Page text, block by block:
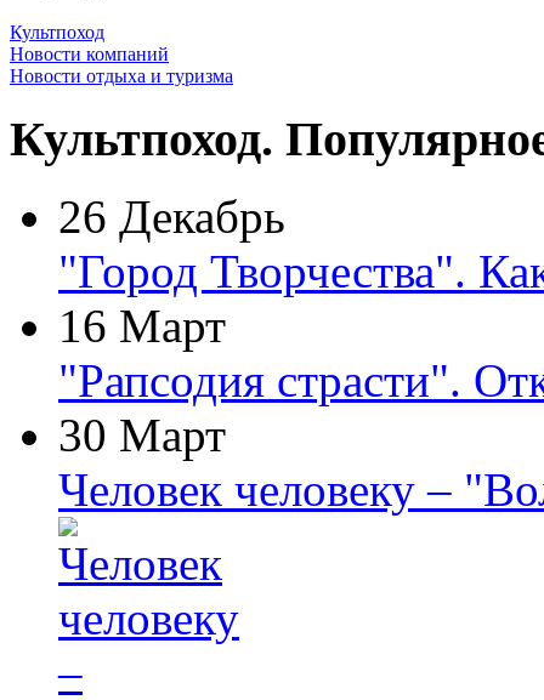
Культпоход
Новости компаний
Новости отдыха и туризма
Культпоход.
26 Декабрь
"Город Творчества".
16 Март
"Рапсодия страсти".
30 Март
Человек человеку –